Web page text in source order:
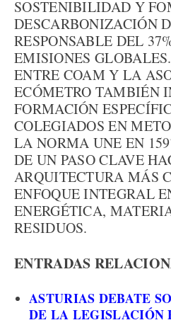
SOSTENIBILIDAD Y
DESCARBONIZACIÓN
RESPONSABLE DEL
EMISIONES
ENTRE COAM Y LA
ECÓMETRO TAMBIÉN
FORMACIÓN
COLEGIADOS EN
LA NORMA UNE EN
DE UN PASO CLAVE
ARQUITECTURA MÁS
ENFOQUE INTEGRAL
ENERGÉTICA,
RESIDUOS.
ENTRADAS
ASTURIAS DEBATE
DE LA LEGISLACIÓN